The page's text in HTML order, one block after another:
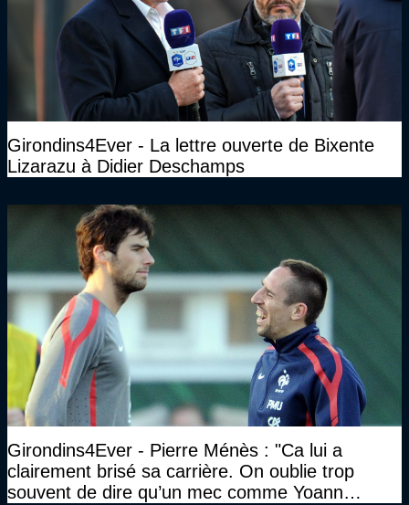
Girondins4Ever - La lettre ouverte de Bixente
Lizarazu à Didier Deschamps
Girondins4Ever - Pierre Ménès : "Ca lui a
clairement brisé sa carrière. On oublie trop
souvent de dire qu’un mec comme Yoann